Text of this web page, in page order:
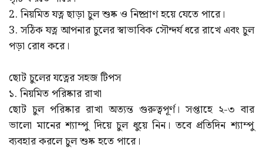
2. নিয়মিত যত্ন ছাড়া চুল শুষ্ক ও নিষ্প্রাণ হয়ে যেতে পারে।
3. সঠিক যত্ন আপনার চুলের স্বাভাবিক সৌন্দর্য ধরে রাখে এবং চুল
পড়া রোধ করে।
ছোট চুলের যত্নের সহজ টিপস
১. নিয়মিত পরিষ্কার রাখা
ছোট চুল পরিষ্কার রাখা অত্যন্ত গুরুত্বপূর্ণ। সপ্তাহে ২-৩ বার
ভালো মানের শ্যাম্পু দিয়ে চুল ধুয়ে নিন। তবে প্রতিদিন শ্যাম্পু
ব্যবহার করলে চুল শুষ্ক হতে পারে।